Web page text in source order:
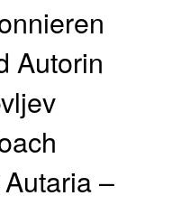
Autorin
–